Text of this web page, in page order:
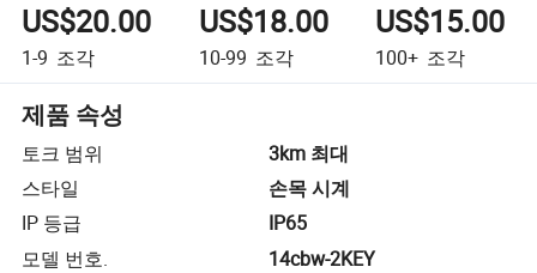
US$20.00
1-9 조각
US$18.00
10-99 조각
US$15.00
100+ 조각
제품 속성
토크 범위
3km 최대
스타일
손목 시계
IP 등급
IP65
모델 번호.
14cbw-2KEY